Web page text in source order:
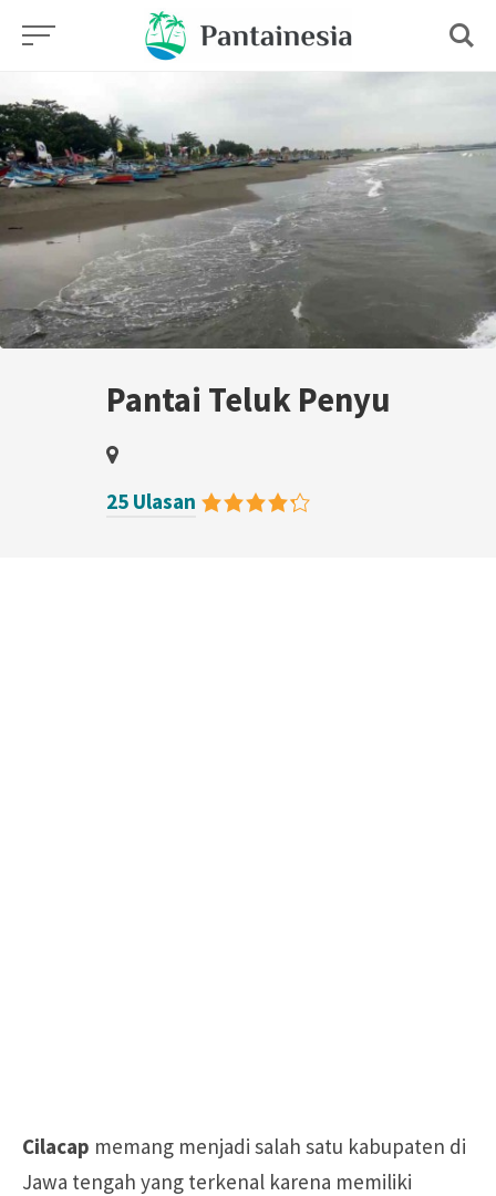
Skip
content
Pantai Teluk Penyu
25 Ulasan
Cilacap memang menjadi salah satu kabupaten di
Jawa tengah yang terkenal karena memiliki